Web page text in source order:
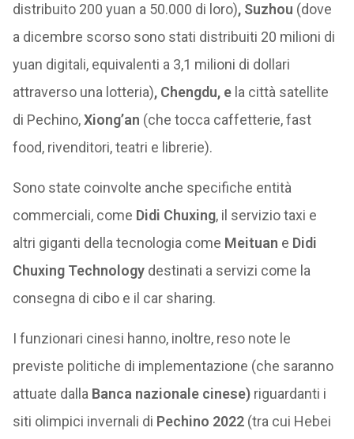
distribuito 200 yuan a 50.000 di loro), Suzhou (dove
a dicembre scorso sono stati distribuiti 20 milioni di
yuan digitali, equivalenti a 3,1 milioni di dollari
attraverso una lotteria), Chengdu, e la città satellite
di Pechino,Xiong’an (che tocca caffetterie, fast
food, rivenditori, teatri e librerie).
Sono state coinvolte anche specifiche entità
commerciali, come Didi Chuxing, il servizio taxi e
altri giganti della tecnologia come Meituan e Didi
Chuxing Technologydestinati a servizi come la
consegna di cibo e il car sharing.
I funzionari cinesi hanno, inoltre, reso note le
previste politiche di implementazione (che saranno
attuate dalla Banca nazionale cinese) riguardanti i
siti olimpici invernali di Pechino 2022(tra cui Hebei